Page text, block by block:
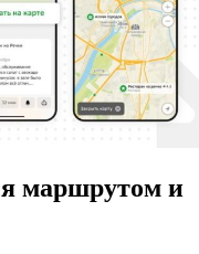
маршрутом и